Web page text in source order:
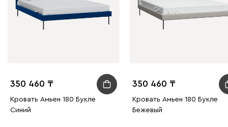
350 460
Кровать Амьен 180 Букле
Синий
350 460
Кровать Амьен 180 Букле
Бежевый